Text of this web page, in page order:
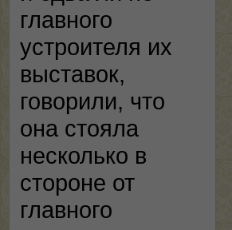
главного
устроителя их
выставок,
говорили, что
она стояла
несколько в
стороне от
главного